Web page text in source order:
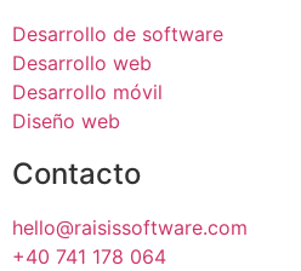
Desarrollo de software
Desarrollo web
Desarrollo móvil
Diseño web
Contacto
hello@raisissoftware.com
+40 741 178 064